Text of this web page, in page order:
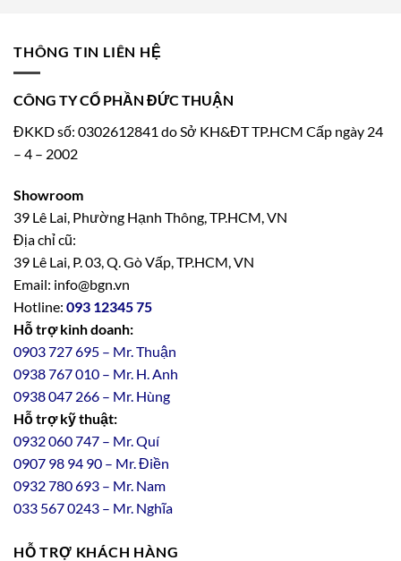
THÔNG TIN LIÊN HỆ
CÔNG TY CỔ PHẦN ĐỨC THUẬN
ĐKKD số: 0302612841 do Sở KH&ĐT TP.HCM Cấp ngày 24
– 4 – 2002
Showroom
39 Lê Lai, Phường Hạnh Thông, TP.HCM, VN
Địa chỉ cũ:
39 Lê Lai, P. 03, Q. Gò Vấp, TP.HCM, VN
Email: info@bgn.vn
Hotline: 093 12345 75
Hỗ trợ kinh doanh:
0903 727 695 – Mr. Thuận
0938 767 010 – Mr. H. Anh
0938 047 266 – Mr. Hùng
Hỗ trợ kỹ thuật:
0932 060 747 – Mr. Quí
0907 98 94 90 – Mr. Điền
0932780693 – Mr. Nam
033 567 0243 – Mr. Nghĩa
HỖ TRỢ KHÁCH HÀNG